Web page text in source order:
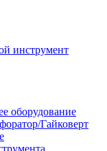
инструмент
оборудование
Гайковерт